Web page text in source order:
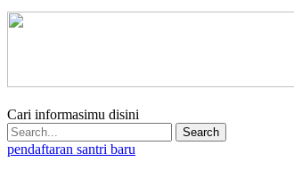
Cari informasimu disini
Search
pendaftaran santri baru